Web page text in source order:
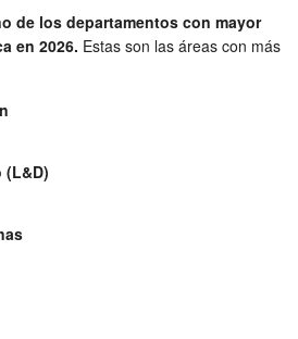
de los departamentos con mayor
en 2026. Estas son las áreas con más
(L&D)